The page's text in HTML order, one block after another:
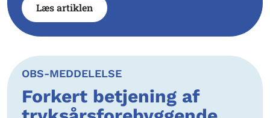
Læs artiklen
OBS-MEDDELELSE
Forkert betjening af